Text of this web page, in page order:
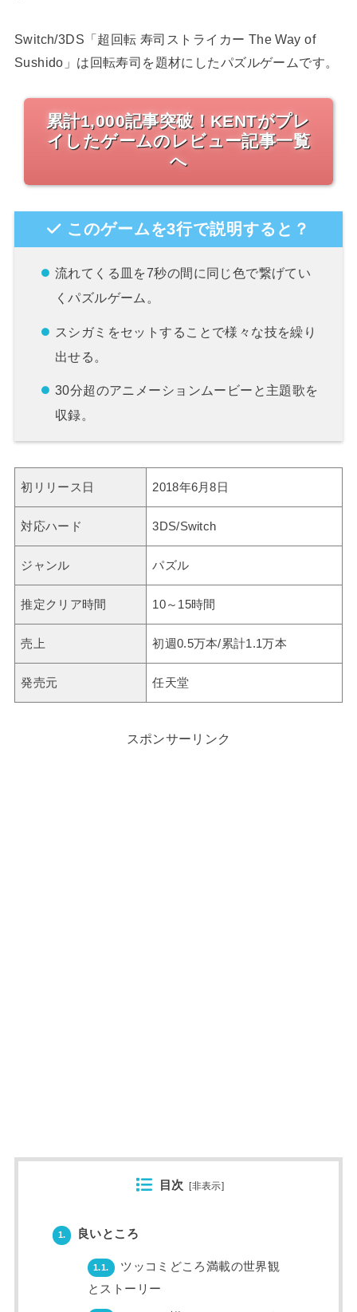
Switch/3DS「超回転 寿司ストライカー The Way of
Sushido」は回転寿司を題材にしたパズルゲームです。
累計1,000記事突破！KENTがプレ
イしたゲームのレビュー記事一覧
へ
このゲームを3行で説明すると？
流れてくる皿を7秒の間に同じ色で繋げてい
くパズルゲーム。
スシガミをセットすることで様々な技を繰り
出せる。
30分超のアニメーションムービーと主題歌を
収録。
初リリース日 2018年6月8日
対応ハード 3DS/Switch
ジャンル パズル
推定クリア時間 10～15時間
売上 初週0.5万本/累計1.1万本
発売元 任天堂
スポンサーリンク
目次 [非表示]
1. 良いところ
1.1.
ツッコミどころ満載の世界観
とストーリー